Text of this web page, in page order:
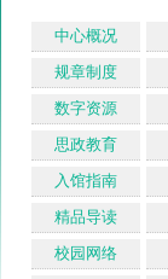
中心概况
规章制度
数字资源
思政教育
入馆指南
精品导读
校园网络